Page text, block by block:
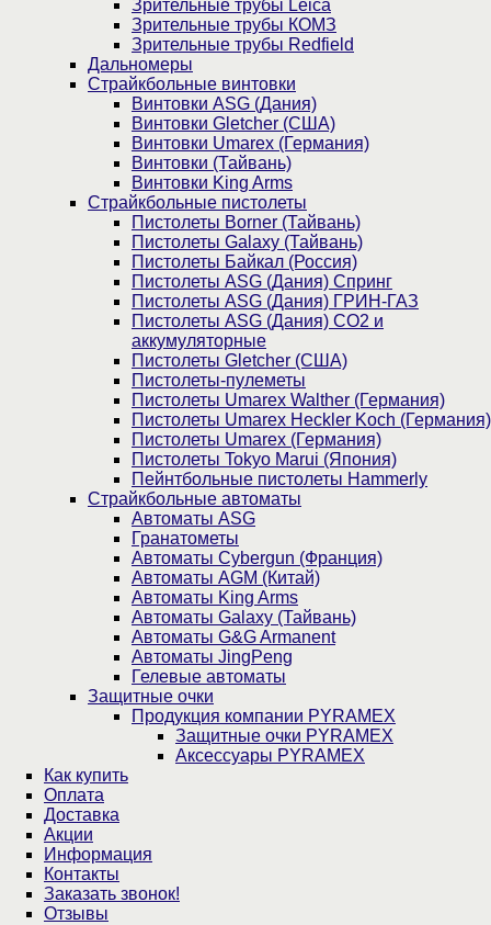
Зрительные трубы Leica
Зрительные трубы КОМЗ
Зрительные трубы Redfield
Дальномеры
Страйкбольные винтовки
Винтовки ASG (Дания)
Винтовки Gletcher (США)
Винтовки Umarex (Германия)
Винтовки (Тайвань)
Винтовки King Arms
Страйкбольные пистолеты
Пистолеты Borner (Тайвань)
Пистолеты Galaxy (Тайвань)
Пистолеты Байкал (Россия)
Пистолеты ASG (Дания) Спринг
Пистолеты ASG (Дания) ГРИН-ГАЗ
Пистолеты ASG (Дания) CO2 и
аккумуляторные
Пистолеты Gletcher (США)
Пистолеты-пулеметы
Пистолеты Umarex Walther (Германия)
Пистолеты Umarex Heckler Koch (Германия)
Пистолеты Umarex (Германия)
Пистолеты Tokyo Marui (Япония)
Пейнтбольные пистолеты Hammerly
Страйкбольные автоматы
Автоматы ASG
Гранатометы
Автоматы Cybergun (Франция)
Автоматы AGM (Китай)
Автоматы King Arms
Автоматы Galaxy (Тайвань)
Автоматы G&G Armanent
Автоматы JingPeng
Гелевые автоматы
Защитные очки
Продукция компании PYRAMEX
Защитные очки PYRAMEX
Аксессуары PYRAMEX
Как купить
Оплата
Доставка
Акции
Информация
Контакты
Заказать звонок!
Отзывы